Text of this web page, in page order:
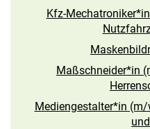
Kfz-
Maßschneider*in
Mediengestalter*in